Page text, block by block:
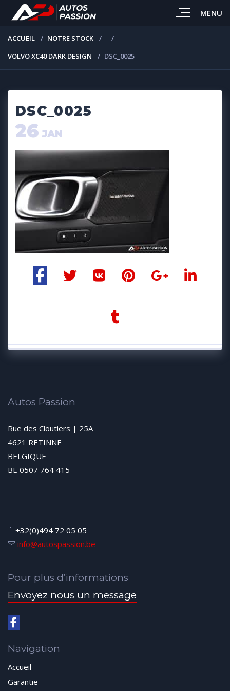
MENU
ACCUEIL
NOTRE STOCK
VOLVO XC40 DARK DESIGN
DSC_0025
DSC_0025
26 JAN
Autos Passion
Rue des Cloutiers | 25A
4621 RETINNE
BELGIQUE
BE 0507 764 415
+32(0)494 72 05 05
info@autospassion.be
Pour plus d’informations
Envoyez nous un message
Navigation
Accueil
Garantie